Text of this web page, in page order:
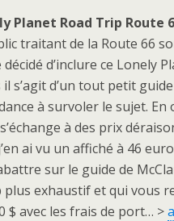
Planet Road Trip Route
traitant de la Route 66
d’inclure ce Lonely
s’agit d’un tout petit
à survoler le sujet. En
à des prix
ai vu un affiché à 46
sur le guide de
plus exhaustif et qui vous
$ avec les frais de port… >